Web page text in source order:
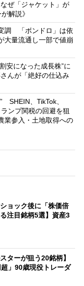
ぜ「ジャケット」が
解説》
調 「ボンドロ」は依
大量流通し一部で値崩
安になった成長株”に
んが「絶好の仕込み
SHEIN、TikTok、
ンプ関税の回避を狙
業参入・土地取得への
ショック後に「株価倍
注目銘柄5選】資産3
ターが狙う20銘柄】
超」90歳現役トレーダ